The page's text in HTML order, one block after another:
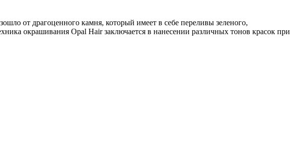
от драгоценного камня, который имеет в себе переливы зеленого,
окрашивания Opal Hair заключается в нанесении различных тонов красок при